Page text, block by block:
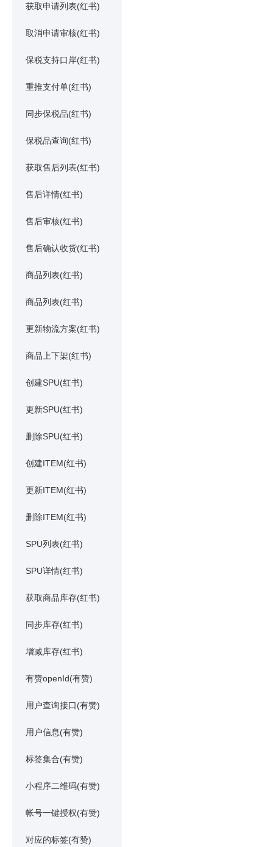
获取申请列表(红书)
取消申请审核(红书)
保税支持口岸(红书)
重推支付单(红书)
同步保税品(红书)
保税品查询(红书)
获取售后列表(红书)
售后详情(红书)
售后审核(红书)
售后确认收货(红书)
商品列表(红书)
商品列表(红书)
更新物流方案(红书)
商品上下架(红书)
创建SPU(红书)
更新SPU(红书)
删除SPU(红书)
创建ITEM(红书)
更新ITEM(红书)
删除ITEM(红书)
SPU列表(红书)
SPU详情(红书)
获取商品库存(红书)
同步库存(红书)
增减库存(红书)
有赞openId(有赞)
用户查询接口(有赞)
用户信息(有赞)
标签集合(有赞)
小程序二维码(有赞)
帐号一键授权(有赞)
对应的标签(有赞)